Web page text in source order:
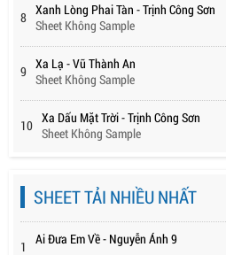
8 Xanh Lòng Phai Tàn - Trịnh Công Sơn
Sheet Không Sample
9 Xa Lạ - Vũ Thành An
Sheet Không Sample
10 Xa Dấu Mặt Trời - Trịnh Công Sơn
Sheet Không Sample
SHEET TẢI NHIỀU NHẤT
1 Ai Đưa Em Về - Nguyễn Ánh 9